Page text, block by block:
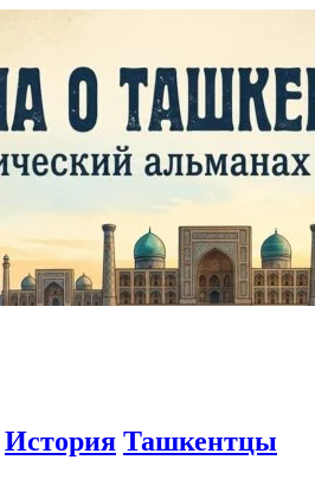
История Ташкентцы